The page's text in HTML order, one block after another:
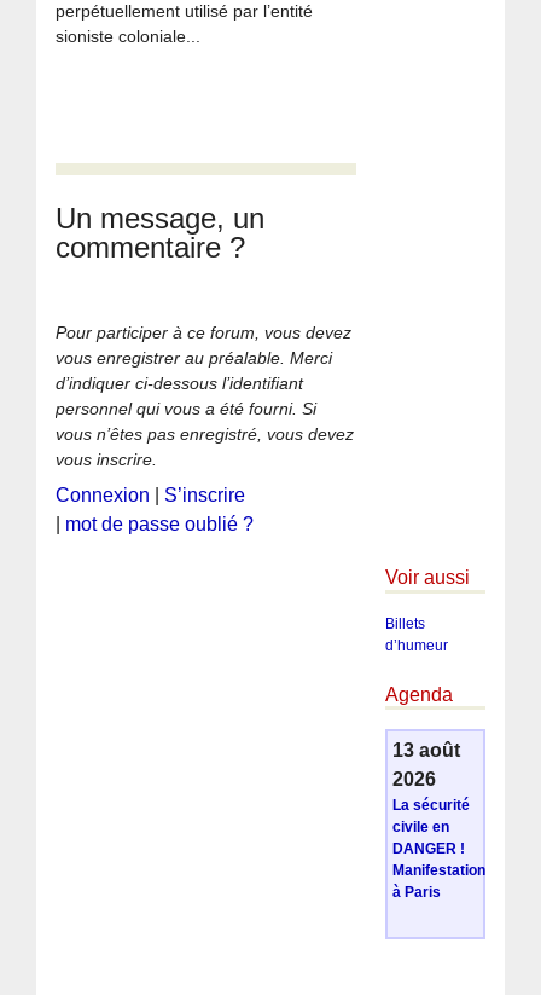
perpétuellement utilisé par l’entité
sioniste coloniale...
Un message, un
commentaire ?
Pour participer à ce forum, vous devez
vous enregistrer au préalable. Merci
d’indiquer ci-dessous l’identifiant
personnel qui vous a été fourni. Si
vous n’êtes pas enregistré, vous devez
vous inscrire.
Connexion
S’inscrire
mot de passe oublié ?
Voir aussi
Billets
d’humeur
Agenda
13 août
2026
La sécurité
civile en
DANGER !
Manifestation
à Paris